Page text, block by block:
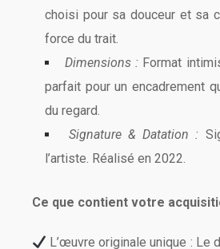
choisi pour sa douceur et sa
force du trait.
Dimensions : Format
parfait pour un encadrement
du regard.
Signature & Datation :
l’artiste. Réalisé en 2022.
Ce que contient votre
L’œuvre originale unique : Le